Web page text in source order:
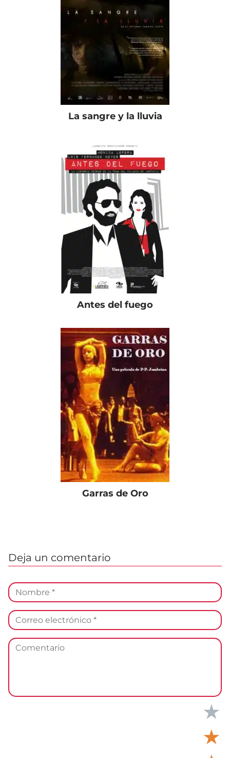
La sangre y la lluvia
Antes del fuego
Garras de Oro
Deja un comentario
★
★